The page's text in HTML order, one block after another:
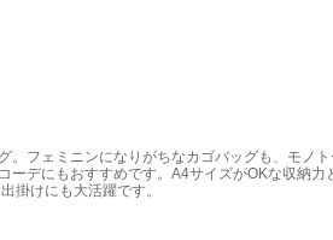
。フェミニンになりがちなカゴバッグも、モノ
ーデにもおすすめです。A4サイズがOKな収納
掛けにも大活躍です。